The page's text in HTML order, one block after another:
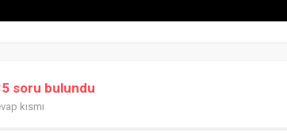
soru bulundu
kısmı